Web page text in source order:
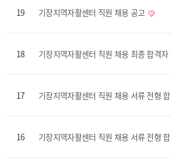
19 기장지역자활센터 직원 채용 공고
18 기장지역자활센터 직원 채용 최종 합격자
17 기장지역자활센터 직원 채용 서류 전형
16 기장지역자활센터 직원 채용 서류 전형